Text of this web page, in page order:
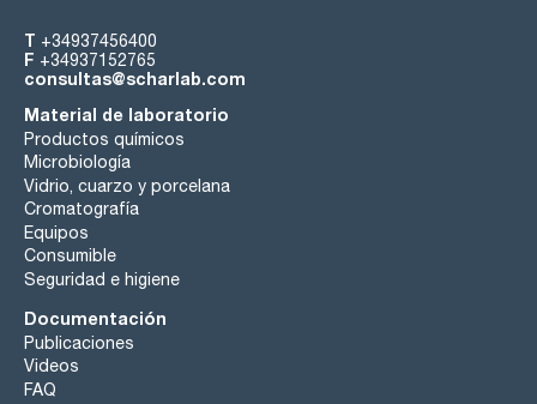
T +34937456400
F +34937152765
consultas@scharlab.com
Material de laboratorio
Productos químicos
Microbiología
Vidrio, cuarzo y porcelana
Cromatografía
Equipos
Consumible
Seguridad e higiene
Documentación
Publicaciones
Videos
FAQ